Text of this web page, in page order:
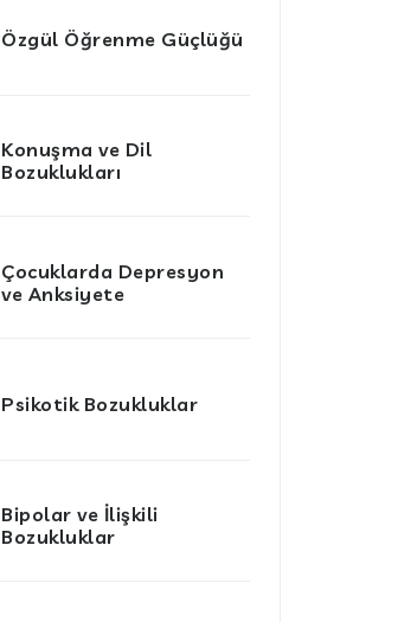
Özgül Öğrenme Güçlüğü
Konuşma ve Dil
Bozuklukları
Çocuklarda Depresyon
ve Anksiyete
Psikotik Bozukluklar
Bipolar ve İlişkili
Bozukluklar